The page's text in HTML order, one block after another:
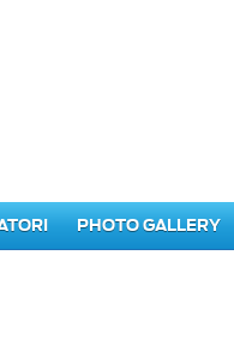
PHOTO GALLERY